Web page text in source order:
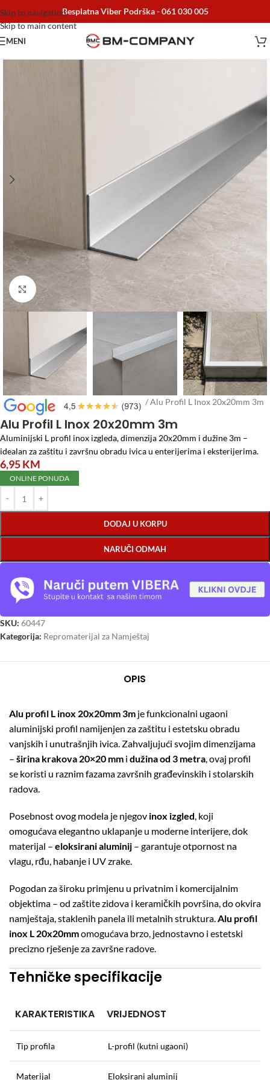
Skip to navigation
Skip to main content
Besplatna Viber Podrška -061 030 005
MENI
Click to enlarge
Početna/Repromaterijal za Namještaj /Alu Profil L Inox 20x20mm 3m
Alu Profil L Inox 20x20mm 3m
Aluminijski L profil inox izgleda, dimenzija 20x20mm i dužine 3m –
idealan za zaštitu i završnu obradu ivica u enterijerima i eksterijerima.
6,95KM
ONLINE PONUDA
DODAJ U KORPU
NARUČI ODMAH
SKU: 60447
Kategorija: Repromaterijal za Namještaj
OPIS
Alu profil L inox 20x20mm 3m je funkcionalni ugaoni
aluminijski profil namijenjen za zaštitu i estetsku obradu
vanjskih i unutrašnjih ivica. Zahvaljujući svojim dimenzijama
– širina krakova 20×20 mm i dužina od 3 metra, ovaj profil
se koristi u raznim fazama završnih građevinskih i stolarskih
radova.
Posebnost ovog modela je njegov inox izgled, koji
omogućava elegantno uklapanje u moderne interijere, dok
materijal – eloksirani aluminij – garantuje otpornost na
vlagu, rđu, habanje i UV zrake.
Pogodan za široku primjenu u privatnim i komercijalnim
objektima – od zaštite zidova i keramičkih površina, do okvira
namještaja, staklenih panela ili metalnih struktura.Alu profil
inox L 20x20mmomogućava brzo, jednostavno i estetski
precizno rješenje za završne radove.
Tehničke specifikacije
KARAKTERISTIKA VRIJEDNOST
Tip profila L-profil (kutni ugaoni)
Materijal Eloksirani aluminij